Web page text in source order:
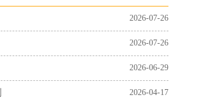
2026-07-26
2026-07-26
2026-06-29
2026-04-17